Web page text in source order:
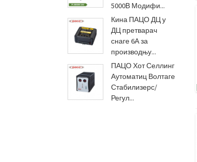
5000В Модифи...
Кина ПАЦО ДЦ у
ДЦ претварач
снаге 6А за
производњу...
ПАЦО Хот Селлинг
Аутоматиц Волтаге
Стабилизерс/
Регул...